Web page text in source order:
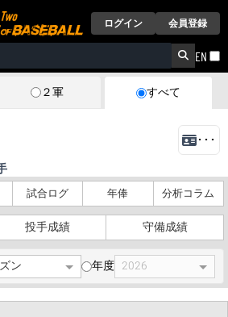
ログイン 会員登録
EN
２軍 すべて
･･･
試合ログ 年俸 分析コラム
投手成績 守備成績
年度